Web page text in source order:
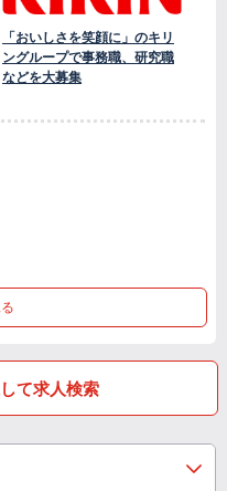
「おいしさを笑顔に」のキリ
ングループで事務職、研究職
などを大募集
て求人検索